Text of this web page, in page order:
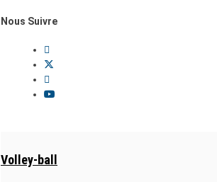
Nous Suivre
Volley-ball